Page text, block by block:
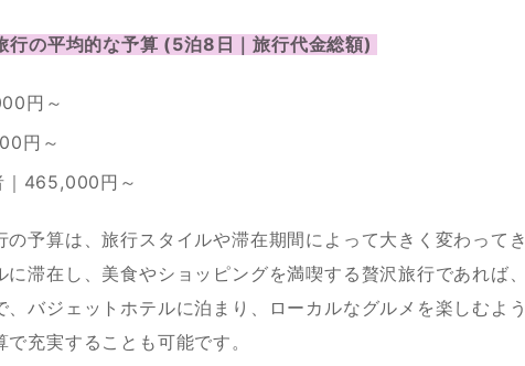
の平均的な予算 (5泊8日｜旅行代金総額)
円～
円～
｜465,000円～
予算は、旅行スタイルや滞在期間によって大きく変わってき
滞在し、美食やショッピングを満喫する贅沢旅行であれば、
バジェットホテルに泊まり、ローカルなグルメを楽しむよう
充実することも可能です。